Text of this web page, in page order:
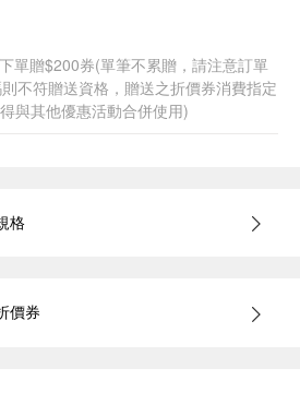
單贈$200券(單筆不累贈，請注意訂單
不符贈送資格，贈送之折價券消費指定
與其他優惠活動合併使用)
格
價券